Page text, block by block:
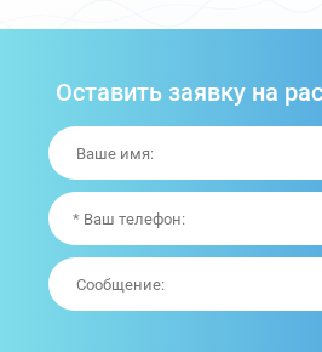
Оставить заявку на